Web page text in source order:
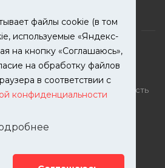
файлы cookie (в том
используемые «Яндекс-
на кнопку «Соглашаюсь»,
на обработку файлов
в соответствии с
конфиденциальности
| Кузовной ремонт и покраска
на сайте – собственность
Все права защищены.
8(499)-302-00-57